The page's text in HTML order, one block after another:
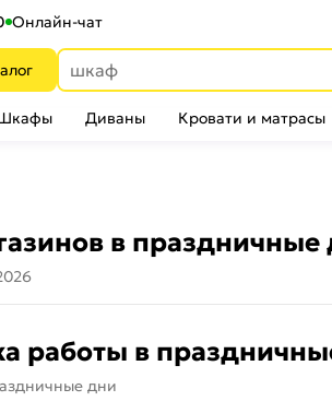
Онлайн-чат
Диваны Кровати и матрасы
в
работы в
дни